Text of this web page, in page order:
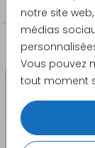
notre site
médias
Vous pouvez
tout moment
La papeterie